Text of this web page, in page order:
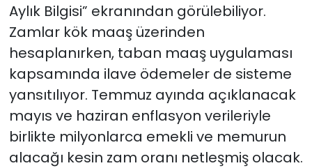
Aylık Bilgisi” ekranından görülebiliyor.
Zamlar kök maaş üzerinden
hesaplanırken, taban maaş uygulaması
kapsamında ilave ödemeler de sisteme
yansıtılıyor. Temmuz ayında açıklanacak
mayıs ve haziran enflasyon verileriyle
birlikte milyonlarca emekli ve memurun
alacağı kesin zam oranı netleşmiş olacak.